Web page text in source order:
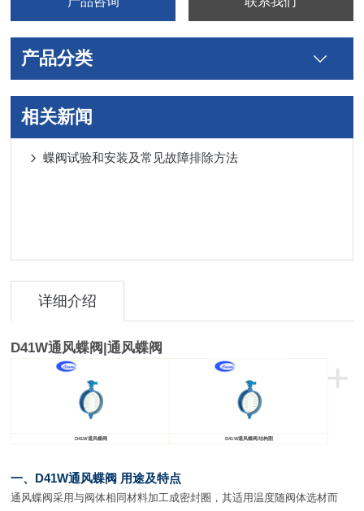
产品分类
相关新闻
蝶阀试验和安装及常见故障排除方法
详细介绍
D41W通风蝶阀|通风蝶阀
+
D41W通风蝶阀 D41W通风蝶阀 结构图
一、D41W通风蝶阀 用途及特点
通风蝶阀采用与阀体相同材料加工成密封圈，其适用温度随阀体选材而